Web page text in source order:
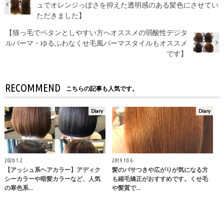
ュでオレンジっぽさを抑えた透明感のある髪色にさせてい
ただきました】
【猫っ毛でペタンとしやすい方へオススメの弱酸性デジタ
ルパーマ・ゆるふわなくせ毛風パーマスタイルもオススメ
です】
RECOMMEND こちらの記事も人気です。
Diary
2020.1.2
【アッシュ系ヘアカラー】アディク
シーカラーや暗髪カラーなど、人気
の寒色系…
Diary
2019.10.6
髪のパサつきや広がりが気になる方
も縮毛矯正がおすすめです。くせ毛
や髪質で…